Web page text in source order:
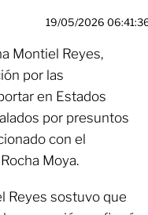
19/05/2026
Montiel Reyes,
por las
en Estados
por presuntos
con el
Moya.
Reyes sostuvo que